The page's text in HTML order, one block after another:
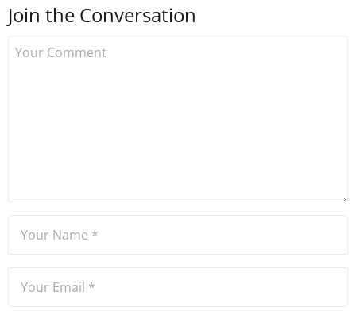
kurdu. 2017'nin Mayıs ayından
Join the Conversation